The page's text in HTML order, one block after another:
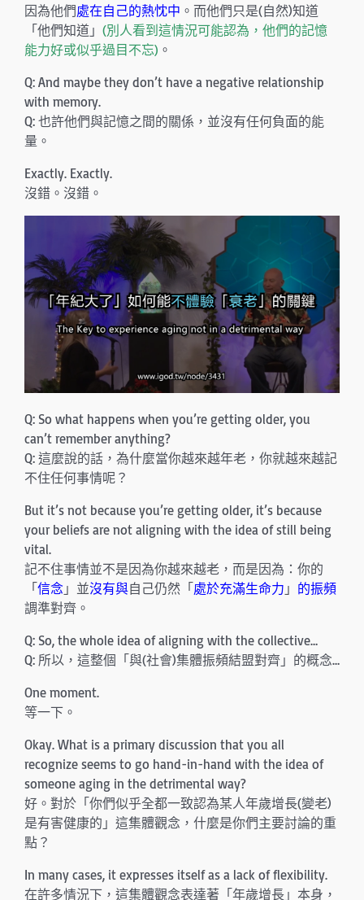
因為他們處在自己的熱忱中 。而他們只是(自然)知道
「他們知道」 (別人看到這情況可能認為，他們的記憶
能力好或似乎過目不忘) 。
Q: And maybe they don’t have a negative relationship
with memory.
Q: 也許他們與記憶之間的關係，並沒有任何負面的能
量。
Exactly. Exactly.
沒錯。沒錯。
Q: So what happens when you’re getting older, you
can’t remember anything?
Q: 這麼說的話，為什麼當你越來越年老，你就越來越記
不住任何事情呢？
But it’s not because you’re getting older, it’s because
your beliefs are not aligning with the idea of still being
vital.
記不住事情並不是因為你越來越老，而是因為：你的
「信念 」並沒有與自己仍然「處於充滿生命力 」 的振頻
調準對齊。
Q: So, the whole idea of aligning with the collective…
Q: 所以，這整個「與(社會)集體振頻結盟對齊」的概念…
One moment.
等一下。
Okay. What is a primary discussion that you all
recognize seems to go hand-in-hand with the idea of
someone aging in the detrimental way?
好。對於「你們似乎全都一致認為某人年歲增長(變老)
是有害健康的」這集體觀念，什麼是你們主要討論的重
點？
In many cases, it expresses itself as a lack of flexibility.
在許多情況下，這集體觀念表達著「年歲增長」本身，